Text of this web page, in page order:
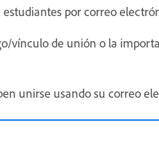
por correo
vínculo de unión o la
unirse usando su correo